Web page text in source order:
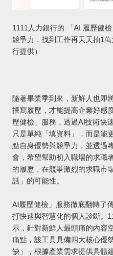
1111人力銀行的 「AI 履歷健
競爭力，找到工作再天天抽1
行提供）
隨著畢業季到來，新鮮人也即
撰寫履歷，才能提高企業好感
歷健檢」服務，透過AI技術快
只是單純「填資料」，而是能
點自身優勢與競爭力，並透過
會，希望幫助初入職場的求職
的履歷，在競爭激烈的求職市
話」的可能性。
AI履歷健檢」服務徹底翻轉了
打快速與智慧化的個人診斷。
示，針對新鮮人最頭痛的內容
痛點，該工具具備四大核心優
缺」，根據產業需求提供具體